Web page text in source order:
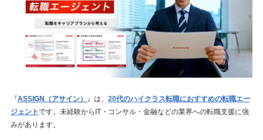
『ASSIGN（アサイン） 』は、 20代のハイクラス転職におすすめの転職エー
ジェントです。未経験からIT・コンサル・金融などの業界への転職支援に強
みがあります。